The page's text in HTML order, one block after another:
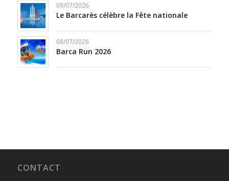
09/07/2026
Le Barcarès célèbre la Fête nationale
08/07/2026
Barca Run 2026
CONTACT